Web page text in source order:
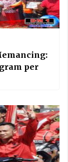
per